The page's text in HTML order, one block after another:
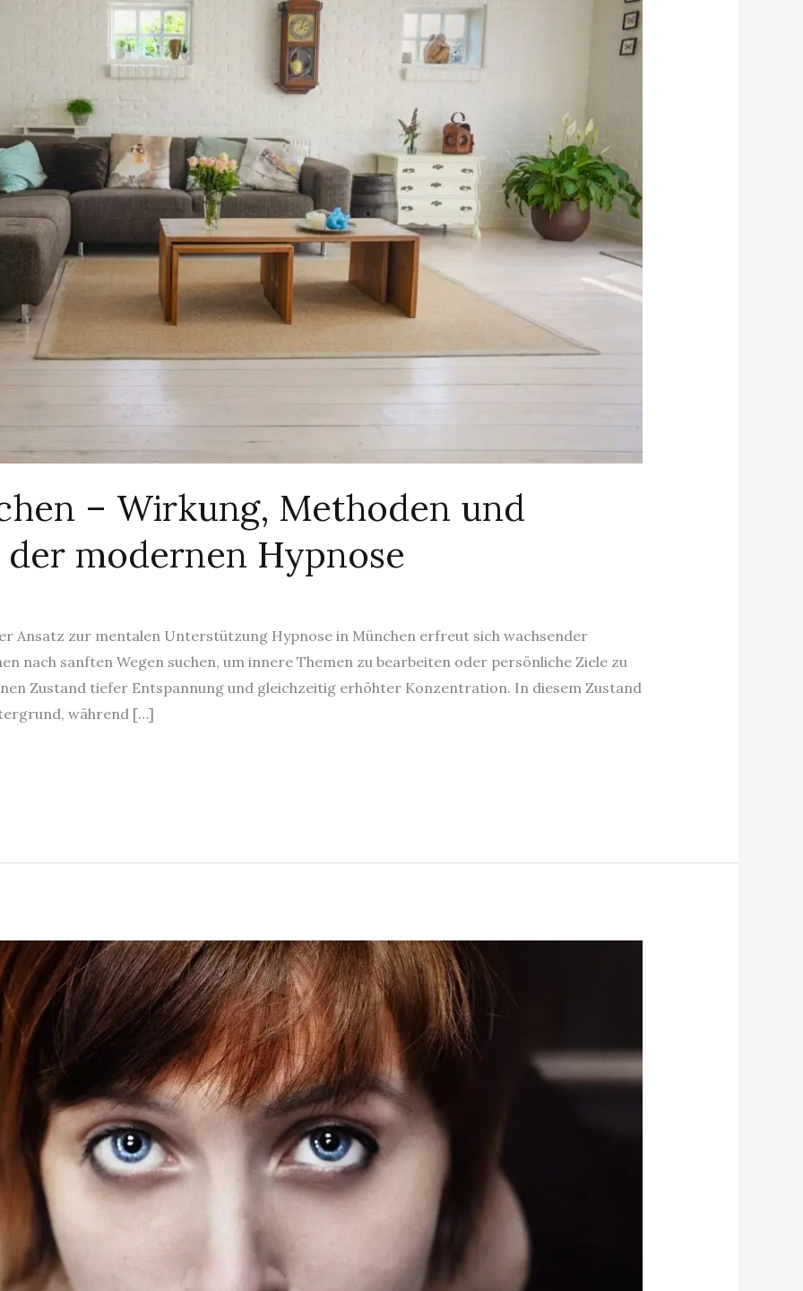
– Wirkung, Methoden und
modernen Hypnose
Ansatz zur mentalen Unterstützung Hypnose in München erfreut sich wachsender
nach sanften Wegen suchen, um innere Themen zu bearbeiten oder persönliche Ziele zu
Zustand tiefer Entspannung und gleichzeitig erhöhter Konzentration. In diesem Zustand
während […]